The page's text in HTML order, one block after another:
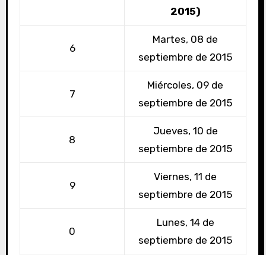
2015)
6
Martes, 08 de
septiembre de 2015
7
Miércoles, 09 de
septiembre de 2015
8
Jueves, 10 de
septiembre de 2015
9
Viernes, 11 de
septiembre de 2015
0
Lunes, 14 de
septiembre de 2015